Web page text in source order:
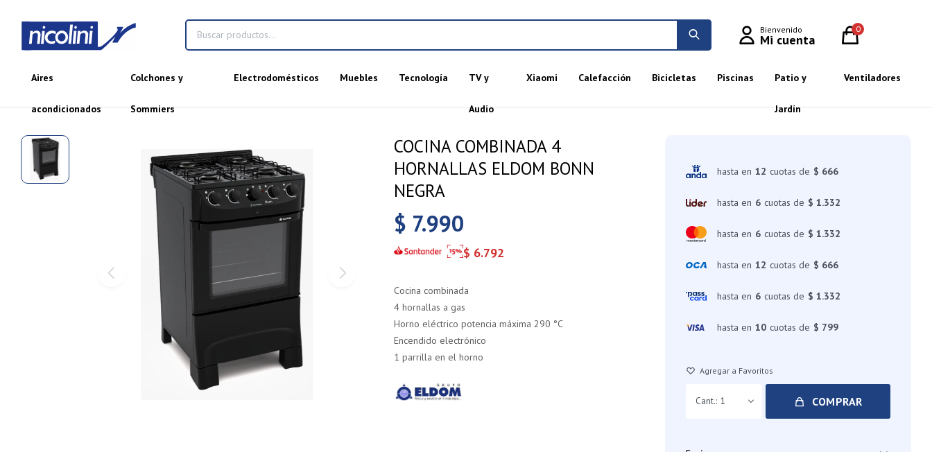
Aires
acondicionados
Colchones y
Sommiers
Electrodomésticos Muebles Tecnología TV y
Audio
Xiaomi Calefacción Bicicletas Piscinas Patio y
Jardín
Ventiladores
0
COCINA COMBINADA 4
HORNALLAS ELDOM BONN
NEGRA
$ 7.990
$ 6.792
Cocina combinada
4 hornallas a gas
Horno eléctrico potencia máxima 290 °C
Encendido electrónico
1 parrilla en el horno
hasta en 12 cuotas de $ 666
hasta en 6 cuotas de $ 1.332
hasta en 6 cuotas de $ 1.332
hasta en 12 cuotas de $ 666
hasta en 6 cuotas de $ 1.332
hasta en 10 cuotas de $ 799
1 COMPRAR